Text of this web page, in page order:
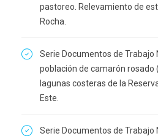
pastoreo. Relevamiento de
Rocha.
Serie Documentos de Trabajo
población de camarón rosado
lagunas costeras de la
Este.
Serie Documentos de Trabajo